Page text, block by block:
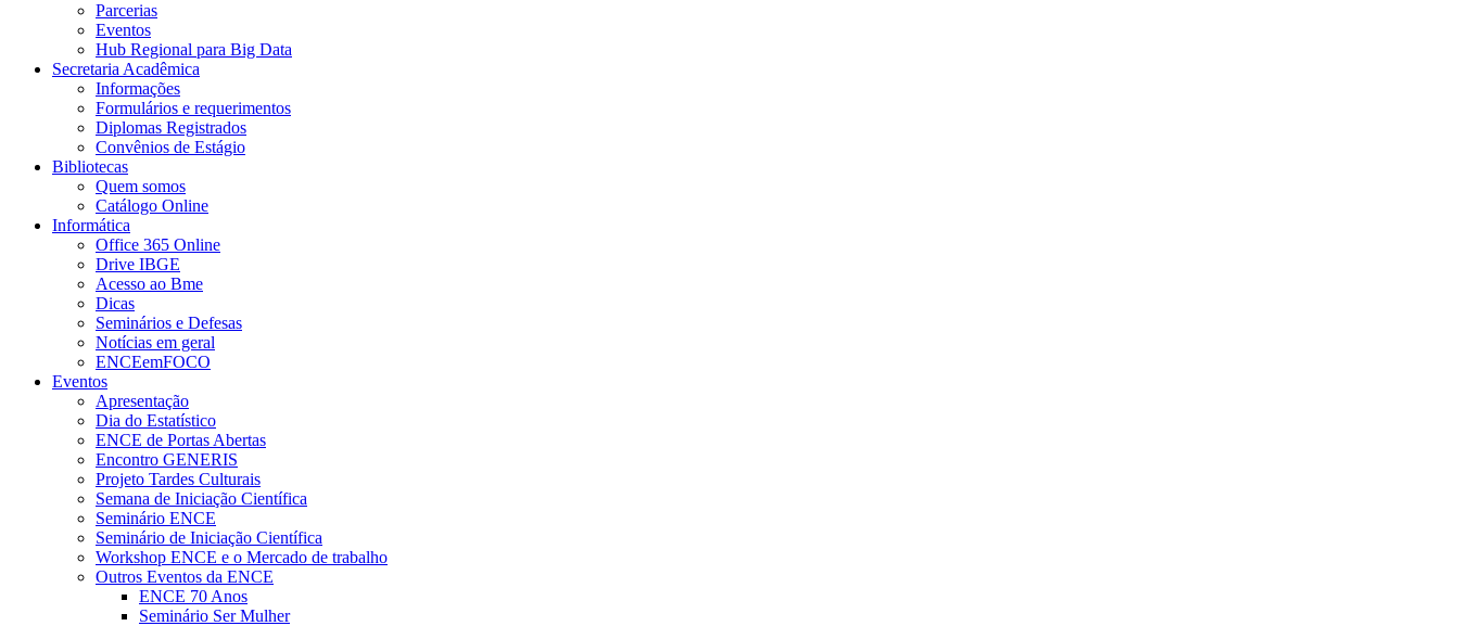
Parcerias
Eventos
Hub Regional para Big Data
Secretaria Acadêmica
Informações
Formulários e requerimentos
Diplomas Registrados
Convênios de Estágio
Bibliotecas
Quem somos
Catálogo Online
Informática
Office 365 Online
Drive IBGE
Acesso ao Bme
Dicas
Seminários e Defesas
Notícias em geral
ENCEemFOCO
Eventos
Apresentação
Dia do Estatístico
ENCE de Portas Abertas
Encontro GENERIS
Projeto Tardes Culturais
Semana de Iniciação Científica
Seminário ENCE
Seminário de Iniciação Científica
Workshop ENCE e o Mercado de trabalho
Outros Eventos da ENCE
ENCE 70 Anos
Seminário Ser Mulher